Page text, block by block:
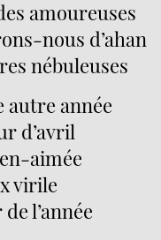
amoureuses
nous d’ahan
nébuleuses
autre année
d’avril
aimée
virile
l’année